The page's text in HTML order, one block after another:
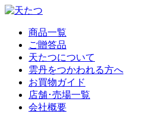
商品一覧
ご贈答品
天たつについて
雲丹をつかわれる方へ
お買物ガイド
店舗･売場一覧
会社概要